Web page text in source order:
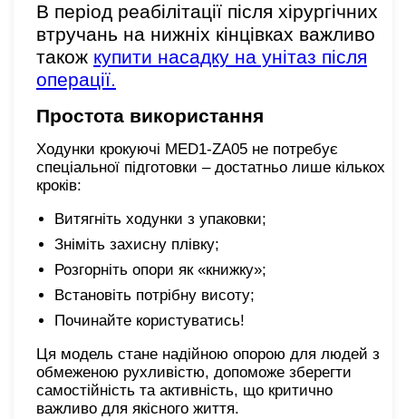
В період реабілітації після хірургічних
втручань на нижніх кінцівках важливо
також купити насадку на унітаз після
операції.
Простота використання
Ходунки крокуючі MED1-ZA05 не потребує
спеціальної підготовки – достатньо лише кількох
кроків:
Витягніть ходунки з упаковки;
Зніміть захисну плівку;
Розгорніть опори як «книжку»;
Встановіть потрібну висоту;
Починайте користуватись!
Ця модель стане надійною опорою для людей з
обмеженою рухливістю, допоможе зберегти
самостійність та активність, що критично
важливо для якісного життя.